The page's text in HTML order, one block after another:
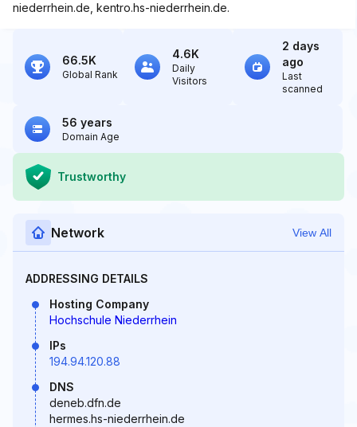
niederrhein.de, kentro.hs-niederrhein.de.
66.5K
Global Rank
4.6K
Daily
Visitors
2 days
ago
Last
scanned
56 years
Domain Age
Trustworthy
Network View All
ADDRESSING DETAILS
Hosting Company
Hochschule Niederrhein
IPs
194.94.120.88
DNS
deneb.dfn.de
hermes.hs-niederrhein.de